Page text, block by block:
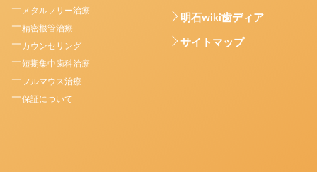
メタルフリー治療
精密根管治療
カウンセリング
短期集中歯科治療
フルマウス治療
保証について
明石wiki歯ディア
サイトマップ